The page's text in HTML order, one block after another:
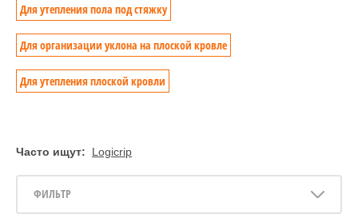
Для утепления пола под стяжку
Для организации уклона на плоской кровле
Для утепления плоской кровли
Часто ищут: Logicrip
ФИЛЬТР